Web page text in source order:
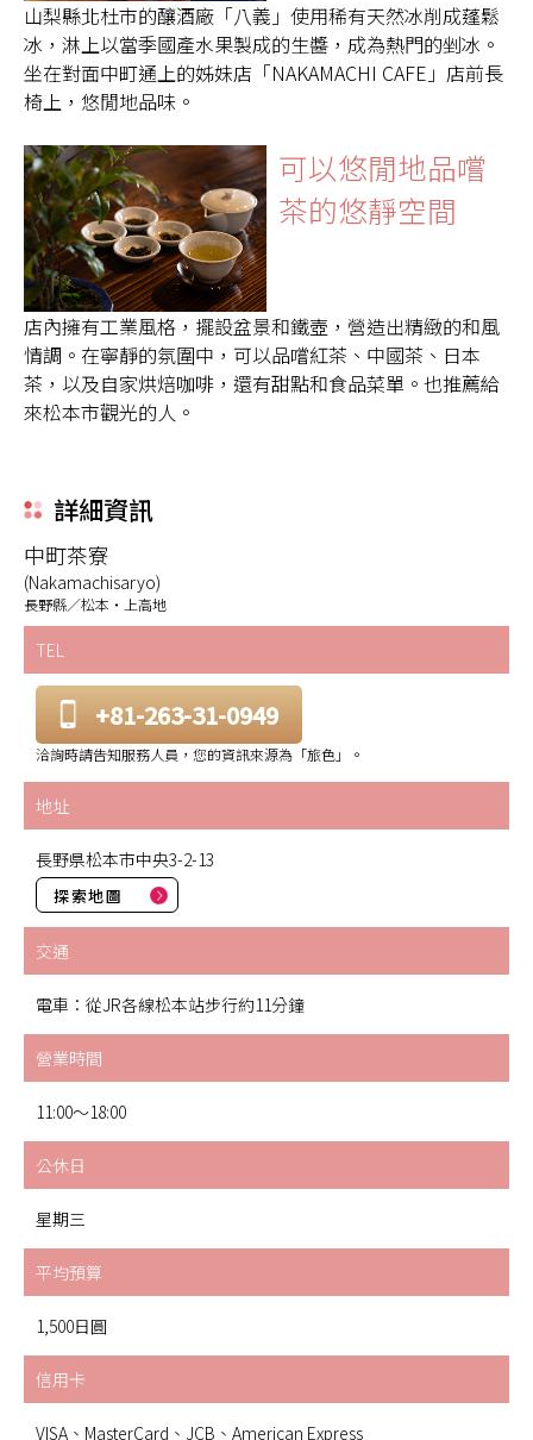
山梨縣北杜市的釀酒廠「八義」使用稀有天然冰削成蓬鬆
冰，淋上以當季國產水果製成的生醬，成為熱門的剉冰。
坐在對面中町通上的姊妹店「NAKAMACHI CAFE」店前長
椅上，悠閒地品味。
可以悠閒地品嚐
茶的悠靜空間
店內擁有工業風格，擺設盆景和鐵壺，營造出精緻的和風
情調。在寧靜的氛圍中，可以品嚐紅茶、中國茶、日本
茶，以及自家烘焙咖啡，還有甜點和食品菜單。也推薦給
來松本市觀光的人。
詳細資訊
中町茶寮
(Nakamachisaryo)
長野縣／松本・上高地
TEL
+81-263-31-0949
洽詢時請告知服務人員，您的資訊來源為「旅色」。
地址
長野県松本市中央3-2-13
探索地圖
交通
電車：從JR各線松本站步行約11分鐘
營業時間
11:00～18:00
公休日
星期三
平均預算
1,500日圓
信用卡
VISA、MasterCard、JCB、American Express